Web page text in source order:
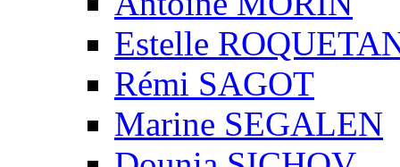
Estelle
Rémi SAGOT
Marine SEGALEN